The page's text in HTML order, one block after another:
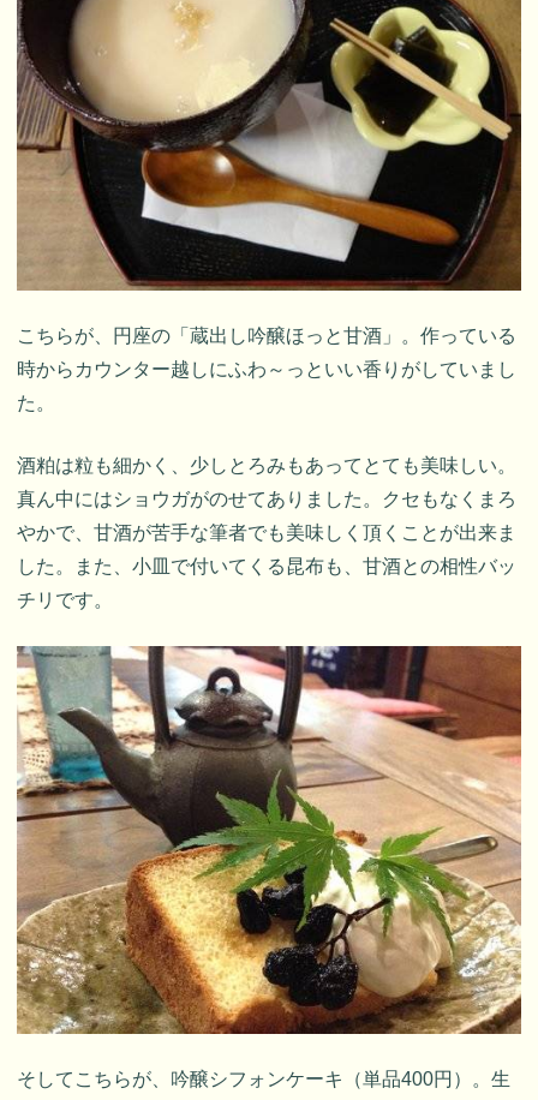
こちらが、円座の「蔵出し吟醸ほっと甘酒」。作っている
時からカウンター越しにふわ～っといい香りがしていまし
た。
酒粕は粒も細かく、少しとろみもあってとても美味しい。
真ん中にはショウガがのせてありました。クセもなくまろ
やかで、甘酒が苦手な筆者でも美味しく頂くことが出来ま
した。また、小皿で付いてくる昆布も、甘酒との相性バッ
チリです。
そしてこちらが、吟醸シフォンケーキ（単品400円）。生